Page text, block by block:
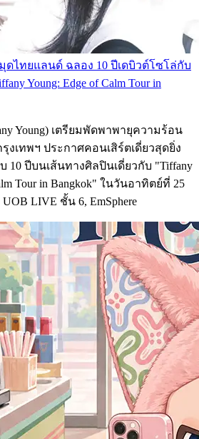
ดไทยแลนด์ ฉลอง 10 ปีเดบิวต์โซโล่กับ
Young: Edge of Calm Tour in
Young) เตรียมพัดพาพายุความร้อน
งเทพฯ ประกาศคอนเสิร์ตเดี่ยวสุดยิ่ง
10 ปีบนเส้นทางศิลปินเดี่ยวกับ "Tiffany
Tour in Bangkok" ในวันอาทิตย์ที่ 25
LIVE ชั้น 6, EmSphere